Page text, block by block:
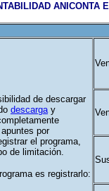
ANICONTA
de descargar
descargay
por
el programa,
de limitación.
es registrarlo: